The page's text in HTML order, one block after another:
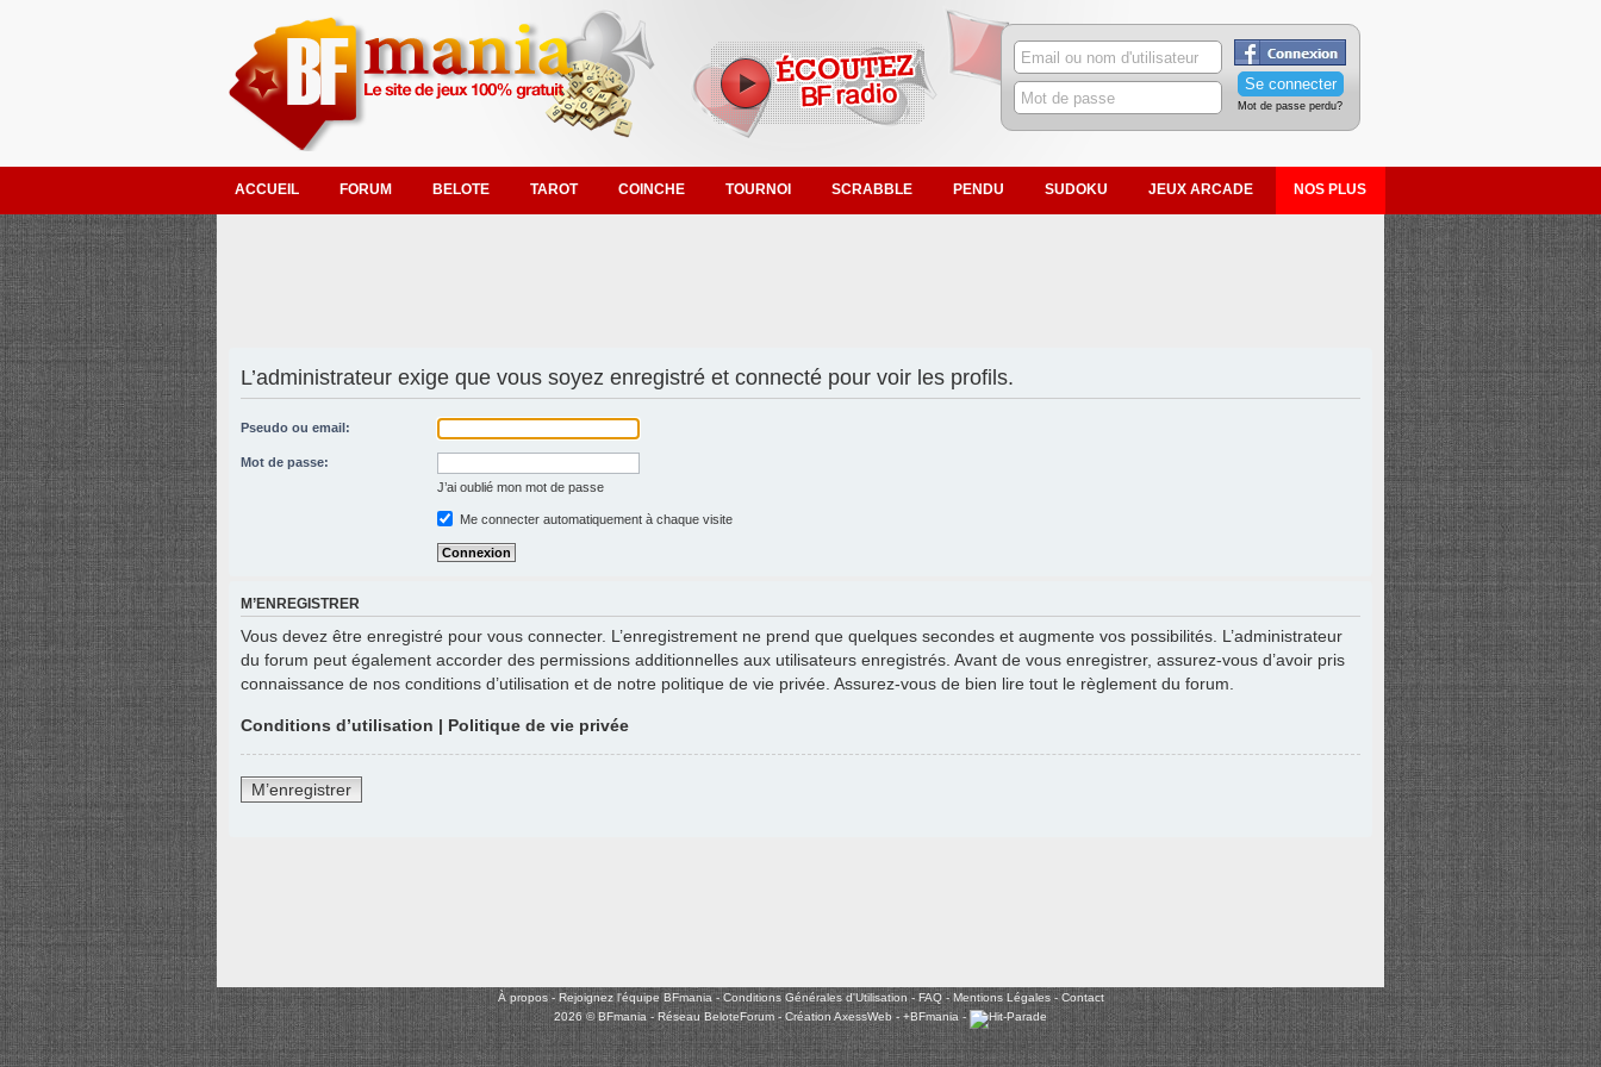
Mot de passe perdu?
ACCUEIL FORUM BELOTE TAROT COINCHE TOURNOI SCRABBLE PENDU SUDOKU JEUX ARCADE NOS PLUS
L’administrateur exige que vous soyez enregistré et connecté pour voir les profils.
Pseudo ou email:
Mot de passe:
J’ai oublié mon mot de passe
Me connecter automatiquement à chaque visite
M’ENREGISTRER
Vous devez être enregistré pour vous connecter. L’enregistrement ne prend que quelques secondes et augmente vos possibilités. L’administrateur
du forum peut également accorder des permissions additionnelles aux utilisateurs enregistrés. Avant de vous enregistrer, assurez-vous d’avoir pris
connaissance de nos conditions d’utilisation et de notre politique de vie privée. Assurez-vous de bien lire tout le règlement du forum.
Conditions d’utilisation | Politique de vie privée
M’enregistrer
À propos- Rejoignez l'équipe BFmania- Conditions Générales d'Utilisation - FAQ- Mentions Légales-Contact
2026 © BFmania - Réseau BeloteForum -Création AxessWeb- +BFmania -